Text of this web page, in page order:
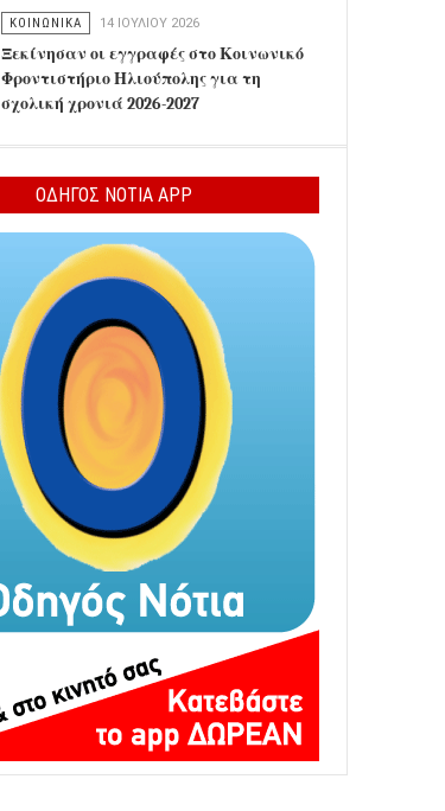
ΚΟΙΝΩΝΙΚΑ 14 ΙΟΥΛΊΟΥ 2026
Ξεκίνησαν οι εγγραφές στο Κοινωνικό
Φροντιστήριο Ηλιούπολης για τη
σχολική χρονιά 2026-2027
ΟΔΗΓΟΣ ΝΟΤΙΑ APP